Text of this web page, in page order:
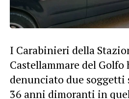
I Carabinieri della
Castellammare del Golfo
denunciato due soggetti
36 anni dimoranti in